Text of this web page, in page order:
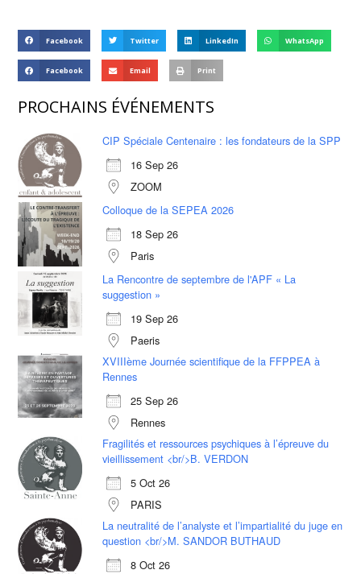
Facebook Twitter LinkedIn WhatsApp
Facebook Email Print
PROCHAINS ÉVÉNEMENTS
CIP Spéciale Centenaire : les fondateurs de la SPP
16 Sep 26
ZOOM
Colloque de la SEPEA 2026
18 Sep 26
Paris
La Rencontre de septembre de l'APF « La
suggestion »
19 Sep 26
Paeris
XVIIIème Journée scientifique de la FFPPEA à
Rennes
25 Sep 26
Rennes
Fragilités et ressources psychiques à l’épreuve du
vieillissement <br/>B. VERDON
5 Oct 26
PARIS
La neutralité de l’analyste et l’impartialité du juge en
question <br/>M. SANDOR BUTHAUD
8 Oct 26